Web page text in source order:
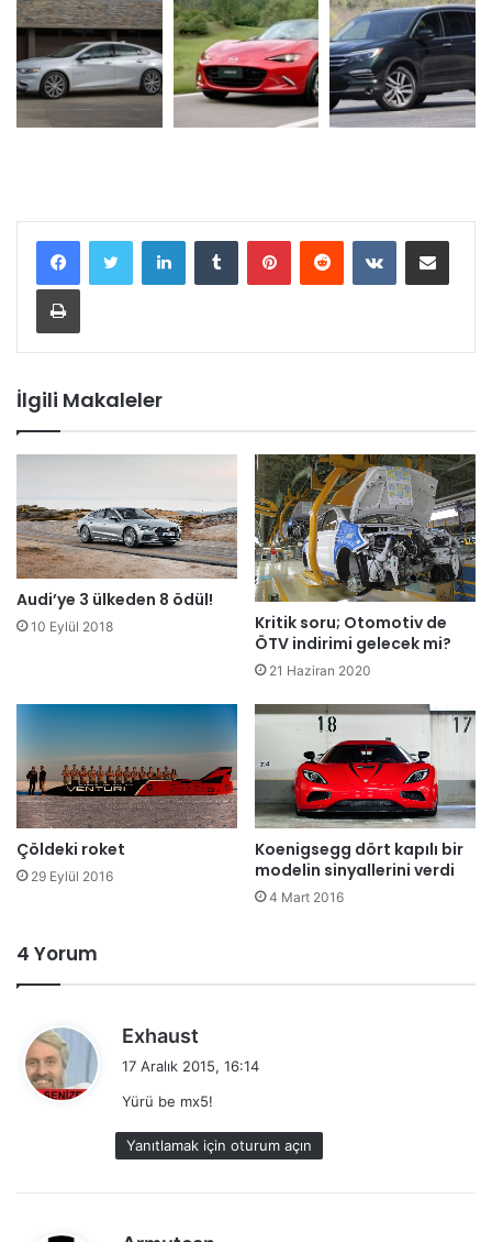
İlgili Makaleler
Audi’ye 3 ülkeden 8 ödül!
10 Eylül 2018
Kritik soru; Otomotiv de
ÖTV indirimi gelecek mi?
21 Haziran 2020
Çöldeki roket
29 Eylül 2016
Koenigsegg dört kapılı bir
modelin sinyallerini verdi
4 Mart 2016
4 Yorum
Exhaust
i
k
i
17 Aralık 2015, 16:14
Yürü be mx5!
Yanıtlamak için oturum açın